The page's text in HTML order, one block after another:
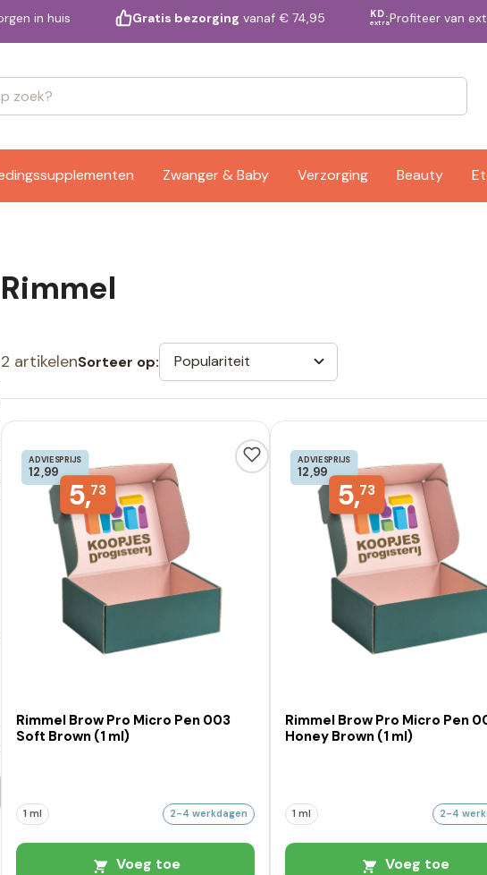
in huis Gratis bezorging vanaf € 74,95 KD.
extraProfiteer van
Zwanger & Baby Verzorging Beauty
Rimmel
2 artikelenSorteer op: Populariteit
ADVIESPRIJS
12,99
5,73
Rimmel Brow Pro Micro Pen 003
Soft Brown (1 ml)
1 ml 2-4 werkdagen
Voeg toe
ADVIESPRIJS
12,99
5,73
Rimmel Brow Pro Micro Pen
Honey Brown (1 ml)
1 ml 2-4
Voeg toe